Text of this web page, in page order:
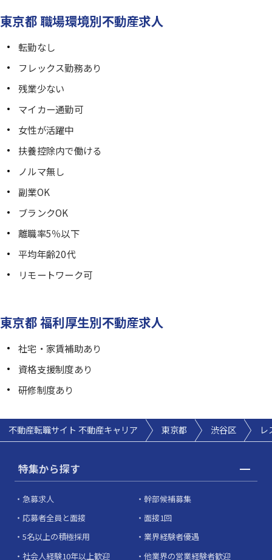
東京都 職場環境別不動産求人
転勤なし
フレックス勤務あり
残業少ない
マイカー通勤可
女性が活躍中
扶養控除内で働ける
ノルマ無し
副業OK
ブランクOK
離職率5％以下
平均年齢20代
リモートワーク可
東京都 福利厚生別不動産求人
社宅・家賃補助あり
資格支援制度あり
研修制度あり
不動産転職サイト 不動産キャリア 東京都 渋谷区
特集から探す
急募求人
幹部候補募集
応募者全員と面接
面接1回
5名以上の積極採用
業界経験者優遇
社会人経験10年以上歓迎
他業界の営業経験者歓迎